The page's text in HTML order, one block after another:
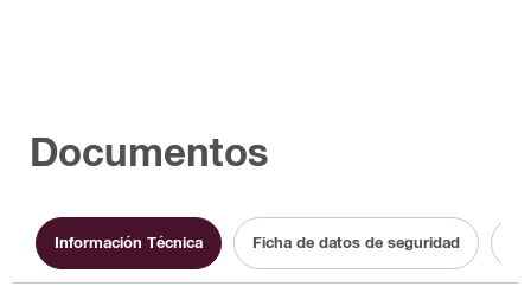
Documentos
Información Técnica Ficha de datos de seguridad